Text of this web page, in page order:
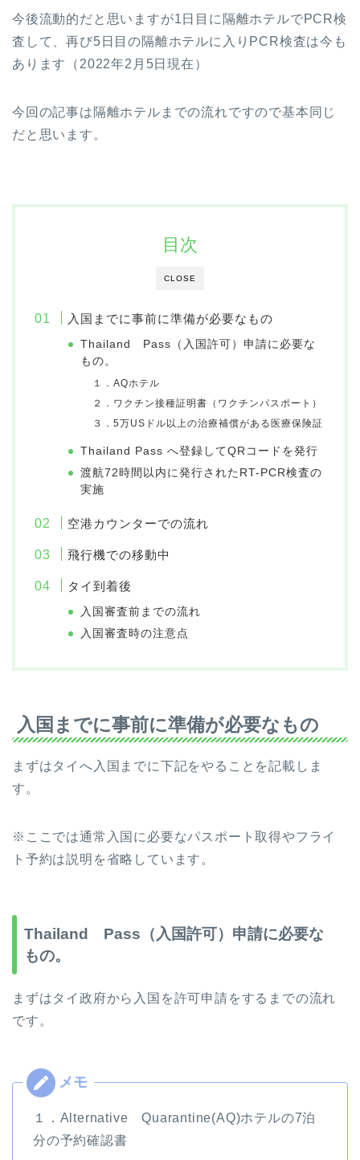
今後流動的だと思いますが1日目に隔離ホテルでPCR検
査して、再び5日目の隔離ホテルに入りPCR検査は今も
あります（2022年2月5日現在）
今回の記事は隔離ホテルまでの流れですので基本同じ
だと思います。
CLOSE
目次
入国までに事前に準備が必要なもの
Thailand Pass（入国許可）申請に必要な
もの。
１．AQホテル
２．ワクチン接種証明書（ワクチンパスポート）
３．5万USドル以上の治療補償がある医療保険証
Thailand Pass へ登録してQRコードを発行
渡航72時間以内に発行されたRT-PCR検査の
実施
空港カウンターでの流れ
飛行機での移動中
タイ到着後
入国審査前までの流れ
入国審査時の注意点
入国までに事前に準備が必要なもの
まずはタイへ入国までに下記をやることを記載しま
す。
※ここでは通常入国に必要なパスポート取得やフライ
ト予約は説明を省略しています。
Thailand Pass（入国許可）申請に必要な
もの。
まずはタイ政府から入国を許可申請をするまでの流れ
です。
１．Alternative Quarantine(AQ)ホテルの7泊
分の予約確認書